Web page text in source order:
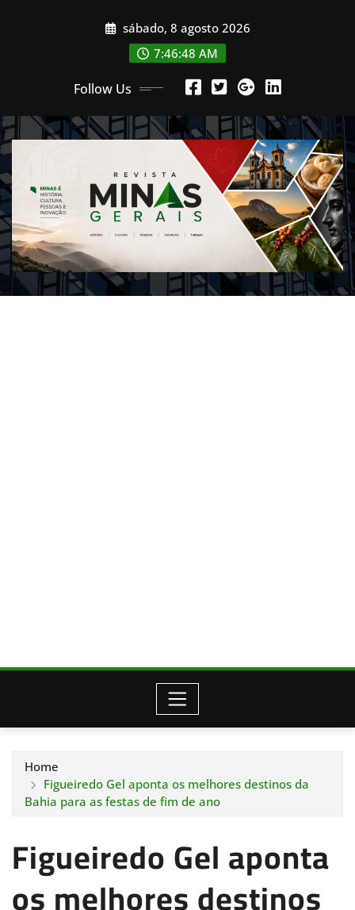
sábado, 8 agosto 2026
7:46:50 AM
Follow Us
Home
Figueiredo Gel aponta os melhores destinos da
Bahia para as festas de fim de ano
Figueiredo Gel aponta